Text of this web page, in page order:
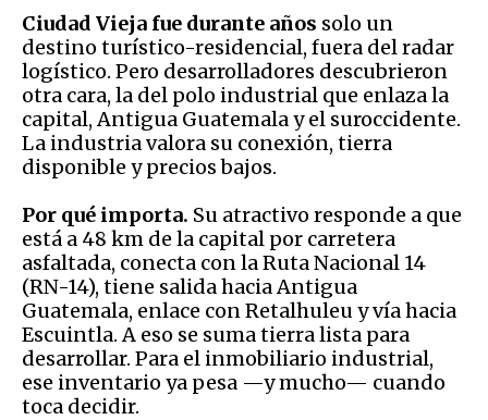
Ciudad Vieja fue durante años solo un
destino turístico-residencial, fuera del radar
logístico. Pero desarrolladores descubrieron
otra cara, la del polo industrial que enlaza la
capital, Antigua Guatemala y el suroccidente.
La industria valora su conexión, tierra
disponible y precios bajos.
Por qué importa. Su atractivo responde a que
está a 48 km de la capital por carretera
asfaltada, conecta con la Ruta Nacional 14
(RN-14), tiene salida hacia Antigua
Guatemala, enlace con Retalhuleu y vía hacia
Escuintla. A eso se suma tierra lista para
desarrollar. Para el inmobiliario industrial,
ese inventario ya pesa —y mucho— cuando
toca decidir.